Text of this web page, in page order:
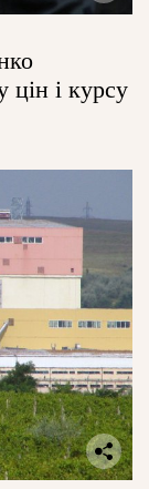
цін і курсу